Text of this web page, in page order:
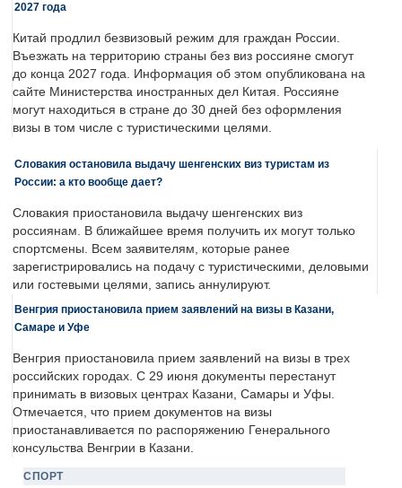
2027 года
Китай продлил безвизовый режим для граждан России.
Въезжать на территорию страны без виз россияне смогут
до конца 2027 года. Информация об этом опубликована на
сайте Министерства иностранных дел Китая. Россияне
могут находиться в стране до 30 дней без оформления
визы в том числе с туристическими целями.
Словакия остановила выдачу шенгенских виз туристам из
России: а кто вообще дает?
Словакия приостановила выдачу шенгенских виз
россиянам. В ближайшее время получить их могут только
спортсмены. Всем заявителям, которые ранее
зарегистрировались на подачу с туристическими, деловыми
или гостевыми целями, запись аннулируют.
Венгрия приостановила прием заявлений на визы в Казани,
Самаре и Уфе
Венгрия приостановила прием заявлений на визы в трех
российских городах. С 29 июня документы перестанут
принимать в визовых центрах Казани, Самары и Уфы.
Отмечается, что прием документов на визы
приостанавливается по распоряжению Генерального
консульства Венгрии в Казани.
СПОРТ